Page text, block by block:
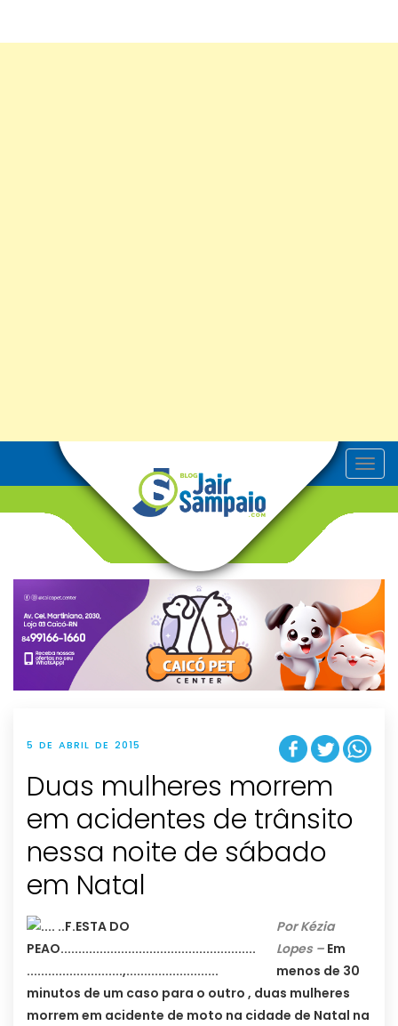
T
o
v
g
t
i
o
n
5 DE ABRIL DE 2015
Duas mulheres morrem
em acidentes de trânsito
nessa noite de sábado
em Natal
Por Kézia
Lopes – Em
menos de 30
minutos de um caso para o outro , duas mulheres
morrem em acidente de moto na cidade de Natal na